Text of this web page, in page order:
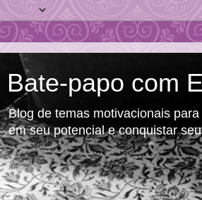
Bate-papo com
Blog de temas motivacionais
em seu potencial e conquistar